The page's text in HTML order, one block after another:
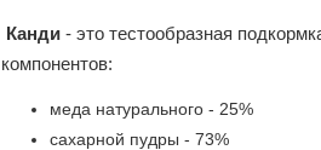
Канди - это тестообразная
компонентов:
меда натурального - 25%
сахарной пудры - 73%